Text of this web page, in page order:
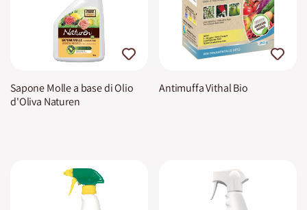
Sapone Molle a base di Olio
d'Oliva Naturen
Antimuffa Vithal Bio